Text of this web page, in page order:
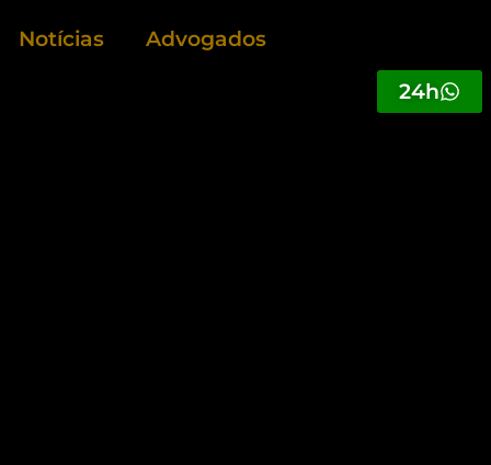
Notícias Advogados
24h